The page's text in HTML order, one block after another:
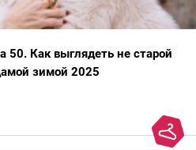
Как выглядеть не старой
зимой 2025